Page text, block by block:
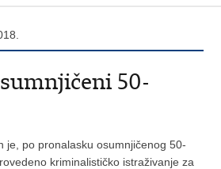
50-
je, po pronalasku osumnjičenog 50-
kriminalističko istraživanje za